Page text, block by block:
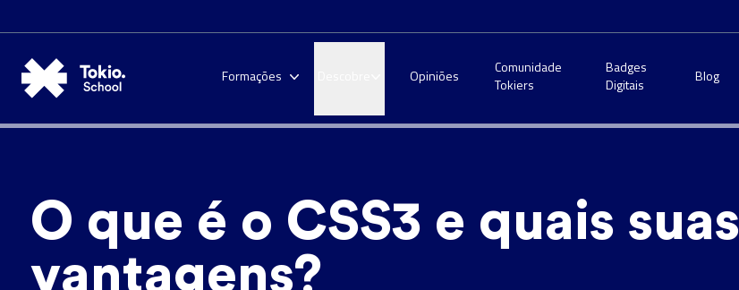
Formações Opiniões
Comunidade
Tokiers
Badges
Digitais
Blog
O que é o CSS3 e quais suas
vantagens?